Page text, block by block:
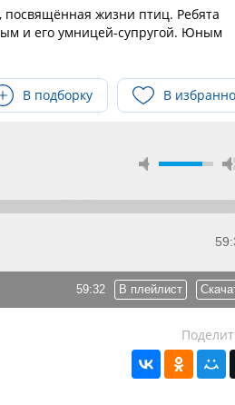
жизни птиц. Ребята
и его умницей-супругой. Юным
В подборку В
59:32 В плейлист